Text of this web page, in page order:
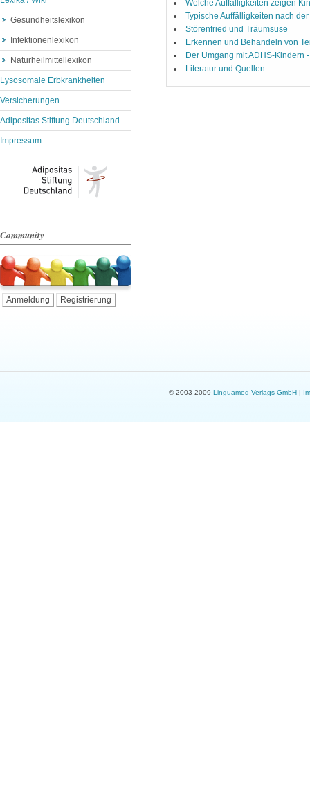
Gesundheitslexikon
Infektionenlexikon
Naturheilmittellexikon
Lysosomale Erbkrankheiten
Versicherungen
Adipositas Stiftung Deutschland
Impressum
Community
Anmeldung Registrierung
Welche Auffälligkeiten zeigen
Typische Auffälligkeiten nach
Störenfried und Träumsuse
Erkennen und Behandeln von
Der Umgang mit ADHS-Kindern
Literatur und Quellen
© 2003-2009 Linguamed Verlags GmbH|